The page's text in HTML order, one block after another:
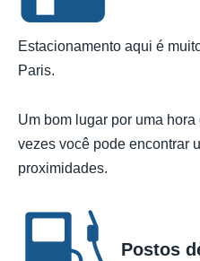
Estacionamento aqui é
Paris.
Um bom lugar por uma
vezes você pode encontrar
proximidades.
Postos